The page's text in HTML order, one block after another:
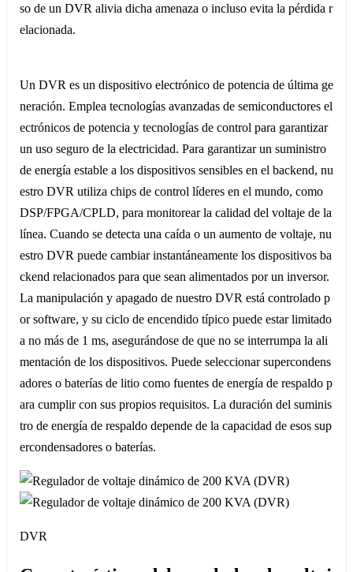
so de un DVR alivia dicha amenaza o incluso evita la pérdida r
elacionada.
Un DVR es un dispositivo electrónico de potencia de última ge
neración. Emplea tecnologías avanzadas de semiconductores el
ectrónicos de potencia y tecnologías de control para garantizar
un uso seguro de la electricidad. Para garantizar un suministro
de energía estable a los dispositivos sensibles en el backend, nu
estro DVR utiliza chips de control líderes en el mundo, como
DSP/FPGA/CPLD, para monitorear la calidad del voltaje de la
línea. Cuando se detecta una caída o un aumento de voltaje, nu
estro DVR puede cambiar instantáneamente los dispositivos ba
ckend relacionados para que sean alimentados por un inversor.
La manipulación y apagado de nuestro DVR está controlado p
or software, y su ciclo de encendido típico puede estar limitado
a no más de 1 ms, asegurándose de que no se interrumpa la ali
mentación de los dispositivos. Puede seleccionar supercondens
adores o baterías de litio como fuentes de energía de respaldo p
ara cumplir con sus propios requisitos. La duración del suminis
tro de energía de respaldo depende de la capacidad de esos sup
ercondensadores o baterías.
DVR